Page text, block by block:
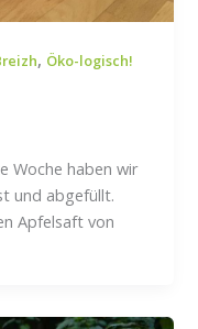
, Öko-logisch!
Woche haben wir
und abgefüllt.
Apfelsaft von